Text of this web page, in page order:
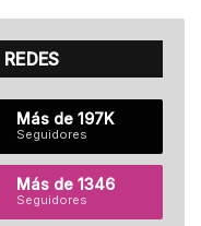
Más de 197K
Seguidores
Más de 1346
Seguidores